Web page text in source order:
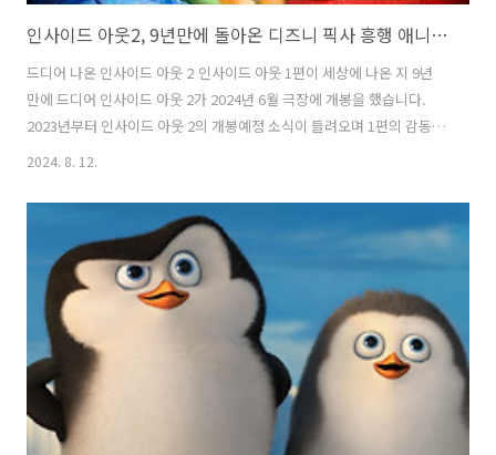
인사이드 아웃2, 9년만에 돌아온 디즈니 픽사 흥행 애니메이션
드디어 나온 인사이드 아웃 2 인사이드 아웃 1편이 세상에 나온 지 9년
만에 드디어 인사이드 아웃 2가 2024년 6월 극장에 개봉을 했습니다.
2023년부터 인사이드 아웃 2의 개봉예정 소식이 들려오며 1편의 감동과
재미를 기대해 보며 설레는 마음으로 기다려왔었는데요. 9년의 시간이
속의 감정들을 다룬 이야기라는 점과 기쁨, 슬픔, 소심, 버럭, 까칠이라는
5가지 감정들이 캐릭터화되어 움직이는 모습들은 여전히 생생히 기억이
났습니다.상영시간은 96분이며 전체관람 가능한 상영등급으로 인사이
드 아웃 2 역시 아이들과 함께 감상하기에 더할 나위 없이 좋은 애니메이
션입니다. 인사이드 아웃 1과 다른 점이 있다면 인사이드 아웃 2의 감독
은 '..
2024. 8. 12.